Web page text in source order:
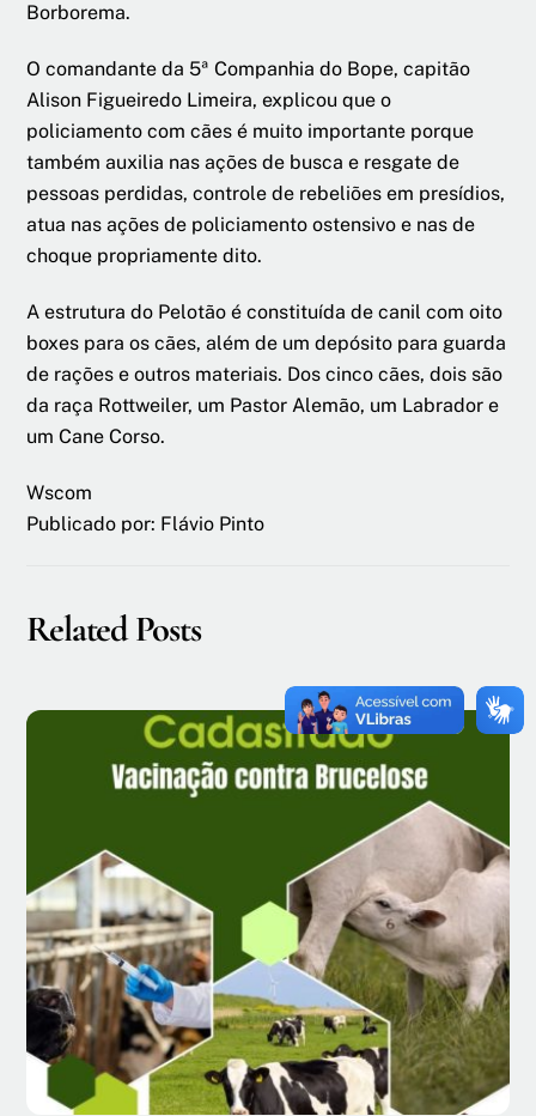
Borborema.
O comandante da 5ª Companhia do Bope, capitão
Alison Figueiredo Limeira, explicou que o
policiamento com cães é muito importante porque
também auxilia nas ações de busca e resgate de
pessoas perdidas, controle de rebeliões em presídios,
atua nas ações de policiamento ostensivo e nas de
choque propriamente dito.
A estrutura do Pelotão é constituída de canil com oito
boxes para os cães, além de um depósito para guarda
de rações e outros materiais. Dos cinco cães, dois são
da raça Rottweiler, um Pastor Alemão, um Labrador e
um Cane Corso.
Wscom
Publicado por: Flávio Pinto
Related Posts